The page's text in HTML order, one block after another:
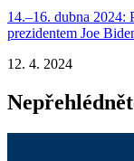
14.–16. dubna 2024:
prezidentem Joe
12. 4. 2024